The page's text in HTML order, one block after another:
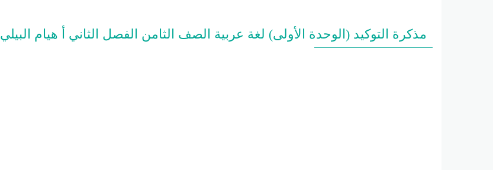
مذكرة التوكيد (الوحدة الأولى) لغة عربية الصف الثامن الفصل الثاني أ هيام البيلي